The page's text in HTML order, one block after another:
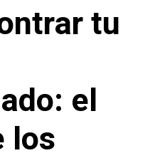
tu
el
los